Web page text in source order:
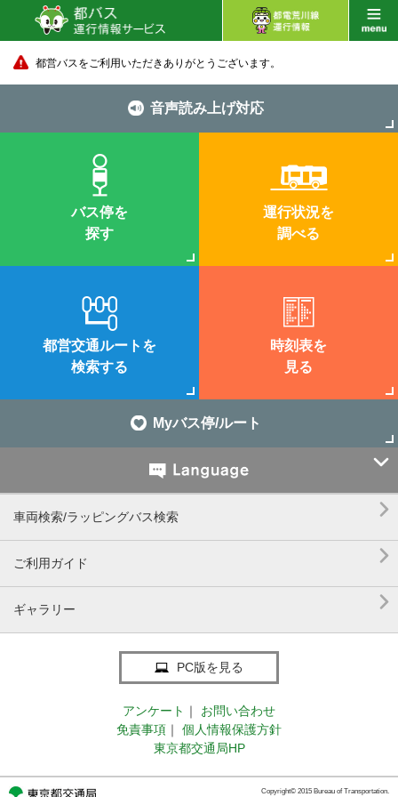
都営バスをご利用いただきありがとうございます。
音声読み上げ対応
バス停を
探す
運行状況を
調べる
都営交通ルートを
検索する
時刻表を
見る
Myバス停/ルート

車両検索/ラッピングバス検索 
ご利用ガイド 
ギャラリー 
PC版を見る
アンケート ｜
お問い合わせ
免責事項 ｜
個人情報保護方針
東京都交通局HP
Copyright© 2015 Bureau of Transportation.